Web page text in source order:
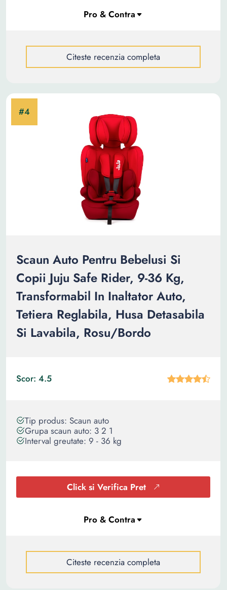
Citeste recenzia completa
Scaun Auto Pentru Bebelusi Si
Copii Juju Safe Rider, 9-36 Kg,
Transformabil In Inaltator Auto,
Tetiera Reglabila, Husa Detasabila
Si Lavabila, Rosu/Bordo
Scor: 4.5
Tip produs: Scaun auto
Grupa scaun auto: 3 2 1
Interval greutate: 9 - 36 kg
Click si Verifica Pret
Citeste recenzia completa